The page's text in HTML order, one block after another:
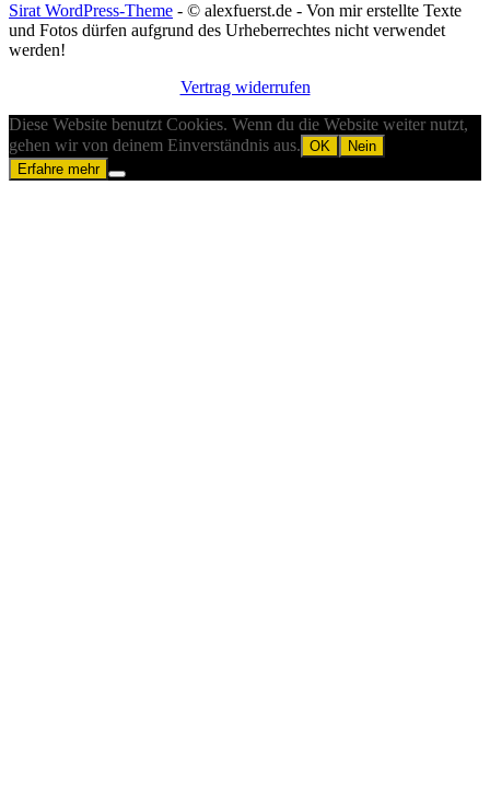
Sirat WordPress-Theme - © alexfuerst.de - Von mir erstellte Texte
und Fotos dürfen aufgrund des Urheberrechtes nicht verwendet
werden!
scrollen
Vertrag widerrufen
Diese Website benutzt Cookies. Wenn du die Website weiter nutzt,
gehen wir von deinem Einverständnis aus. OK
Nein
Erfahre mehr